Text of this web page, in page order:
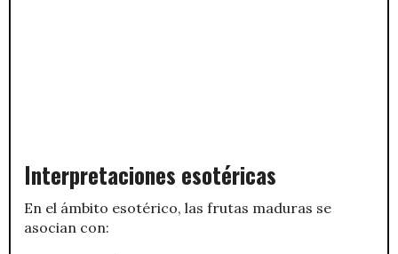
Interpretaciones esotéricas
En el ámbito esotérico, las frutas maduras se
asocian con: